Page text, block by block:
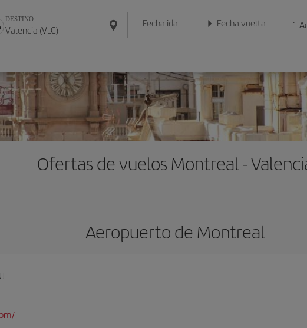
DESTINO Fecha ida
Introduce la fecha en formato día/mes/año
Fecha vuelta
Introduce la fecha en 1
Ofertas de vuelos Montreal -
Aeropuerto de Montreal